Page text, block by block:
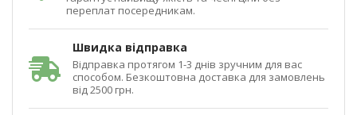
переплат посередникам.
Швидка відправка
Відправка протягом 1-3 днів зручним для вас
способом. Безкоштовна доставка для замовлень
від 2500 грн.